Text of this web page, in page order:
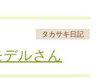
わんど
タカサキ日記
ルさん